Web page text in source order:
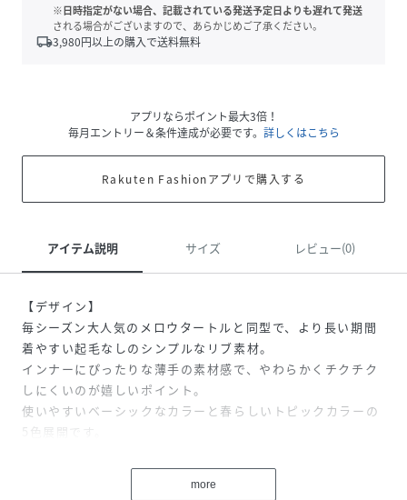
※日時指定がない場合、記載されている発送予定日よりも遅れて発送
される場合がございますので、あらかじめご了承ください。
local_shipping3,980円以上の購入で送料無料
アプリならポイント最大3倍！
毎月エントリー＆条件達成が必要です。 詳しくはこちら
Rakuten Fashionアプリで購入する
アイテム説明 サイズ レビュー(0)
【デザイン】
毎シーズン大人気のメロウタートルと同型で、より長い期間
着やすい起毛なしのシンプルなリブ素材。
インナーにぴったりな薄手の素材感で、やわらかくチクチク
しにくいのが嬉しいポイント。
使いやすいベーシックなカラーと春らしいトピックカラーの
5色展開です。
more